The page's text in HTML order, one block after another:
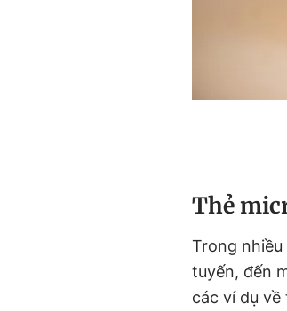
Thẻ
Trong
tuyến, đến
các ví dụ